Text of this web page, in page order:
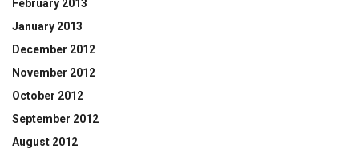
February 2013
January 2013
December 2012
November 2012
October 2012
September 2012
August 2012